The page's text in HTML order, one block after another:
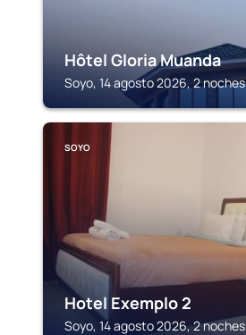
Hôtel Gloria Muanda
Soyo, 14 agosto 2026, 2 noches
SOYO
Hotel Exemplo 2
Soyo, 14 agosto 2026, 2 noches